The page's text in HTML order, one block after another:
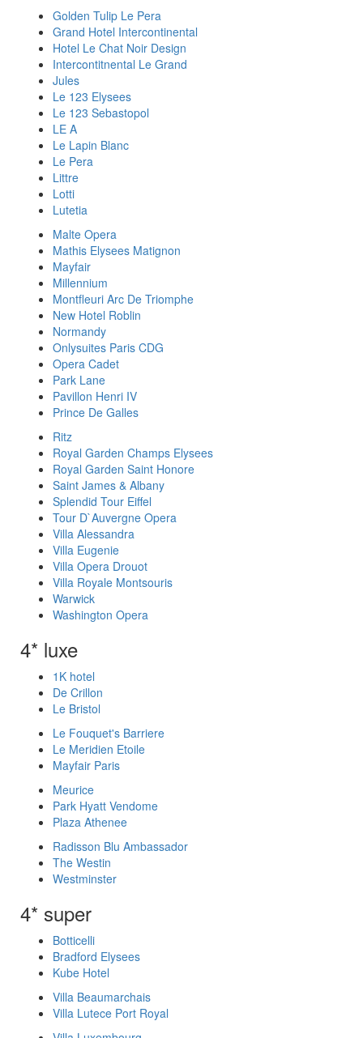
Golden Tulip Le Pera
Grand Hotel Intercontinental
Hotel Le Chat Noir Design
Intercontitnental Le Grand
Jules
Le 123 Elysees
Le 123 Sebastopol
LE A
Le Lapin Blanc
Le Pera
Littre
Lotti
Lutetia
Malte Opera
Mathis Elysees Matignon
Mayfair
Millennium
Montfleuri Arc De Triomphe
New Hotel Roblin
Normandy
Onlysuites Paris CDG
Opera Cadet
Park Lane
Pavillon Henri IV
Prince De Galles
Ritz
Royal Garden Champs Elysees
Royal Garden Saint Honore
Saint James & Albany
Splendid Tour Eiffel
Tour D`Auvergne Opera
Villa Alessandra
Villa Eugenie
Villa Opera Drouot
Villa Royale Montsouris
Warwick
Washington Opera
4* luxe
1K hotel
De Crillon
Le Bristol
Le Fouquet's Barriere
Le Meridien Etoile
Mayfair Paris
Meurice
Park Hyatt Vendome
Plaza Athenee
Radisson Blu Ambassador
The Westin
Westminster
4* super
Botticelli
Bradford Elysees
Kube Hotel
Villa Beaumarchais
Villa Lutece Port Royal